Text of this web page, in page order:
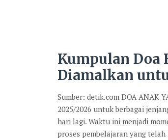
Kumpulan Doa
Diamalkan
Sumber: detik.com DOA ANAK
2025/2026 untuk berbagai
hari lagi. Waktu ini menjadi
proses pembelajaran yang